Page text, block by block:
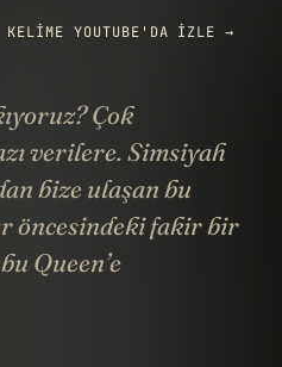
YOUTUBE'DA IZLE →
Çok
verilere. Simsiyah
bize ulaşan bu
öncesindeki fakir bir
Queen’e